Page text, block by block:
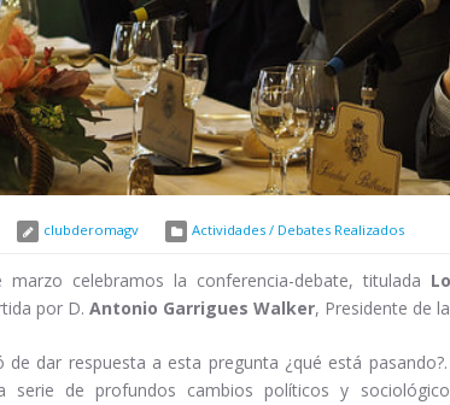
clubderomagv Actividades / Debates Realizados
celebramos la conferencia-debate, titulada
por D. Antonio Garrigues Walker, Presidente de la
de dar respuesta a esta pregunta ¿qué está
serie de profundos cambios políticos y